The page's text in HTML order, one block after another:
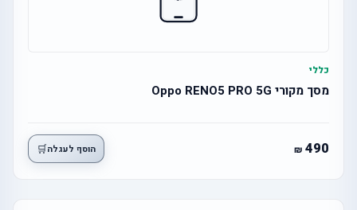
כללי
מסך מקורי Oppo RENO5 PRO 5G
490 הוסף לעגלה🛒